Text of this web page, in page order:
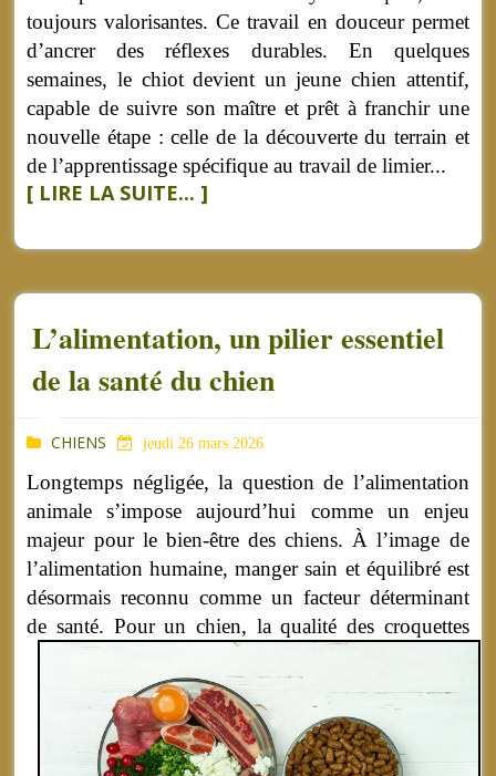
toujours valorisantes. Ce travail en douceur permet
d’ancrer des réflexes durables. En quelques
semaines, le chiot devient un jeune chien attentif,
capable de suivre son maître et prêt à franchir une
nouvelle étape : celle de la découverte du terrain et
de l’apprentissage spécifique au travail de limier...
[ LIRE LA SUITE... ]
L’alimentation, un pilier essentiel
de la santé du chien
CHIENS jeudi 26 mars 2026
Longtemps négligée, la question de l’alimentation
animale s’impose aujourd’hui comme un enjeu
majeur pour le bien-être des chiens. À l’image de
l’alimentation humaine, manger sain et équilibré est
désormais reconnu comme un facteur déterminant
de santé. Pour un chien, la qualité des croquettes